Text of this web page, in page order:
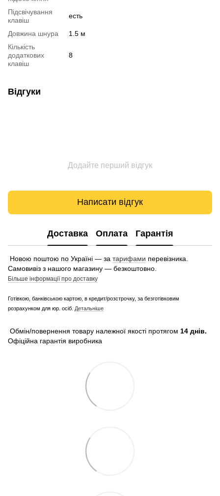
Підсвічування
клавіш
есть
Довжина шнура
1.5 м
Кількість
додаткових
клавіш
8
Відгуки
Додайте перший відгук
Написати відгук
Доставка Оплата Гарантія
Новою поштою по Україні — за тарифами перевізника.
Самовивіз з нашого магазину — безкоштовно.
Більше інформації про доставку
Готівкою, банківською картою, в кредит/розстрочку, за безготівковим
розрахунком для юр. осіб. Детальніше
Обмін/повернення товару належної якості протягом 14 днів.
Офіційна гарантія виробника